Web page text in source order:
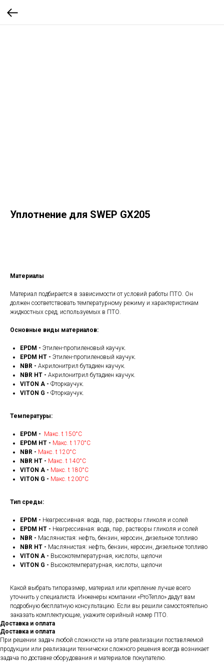
Уплотнение для SWEP GX205
Материалы
Материал подбирается в зависимости от условий работы ПТО. Он
должен соответствовать температурному режиму и характеристикам
жидкостных сред, используемых в ПТО.
Основные виды материалов:
EPDM - Этилен-пропиленовый каучук.
EPDM HT - Этилен-пропиленовый каучук.
NBR - Акрилонитрил бутадиен каучук.
NBR HT - Акрилонитрил бутадиен каучук.
VITON A - Фторкаучук.
VITON G - Фторкаучук.
Температуры:
EPDM - Макс. t 150°С
EPDM HT - Макс. t 170°С
NBR - Макс. t 120°С
NBR HT - Макс. t 140°С
VITON A - Макс. t 180°С
VITON G - Макс. t 200°С
Тип среды:
EPDM - Неагрессивная: вода, пар, растворы гликоля и солей
EPDM HT - Неагрессивная: вода, пар, растворы гликоля и солей
NBR - Маслянистая: нефть, бензин, керосин, дизельное топливо
NBR HT - Маслянистая: нефть, бензин, керосин, дизельное топливо
VITON A - Высокотемпературная, кислоты, щелочи
VITON G - Высокотемпературная, кислоты, щелочи
Какой выбрать типоразмер, материал или крепление лучше всего
уточнить у специалиста. Инженеры компании «ProТепло» дадут вам
подробную бесплатную консультацию. Если вы решили самостоятельно
заказать комплектующие, укажите серийный номер ПТО.
Доставка и оплата
Доставка и оплата
При решении задач любой сложности на этапе реализации поставляемой
продукции или реализации технически сложного решения всегда возникает
задача по доставке оборудования и материалов покупателю.